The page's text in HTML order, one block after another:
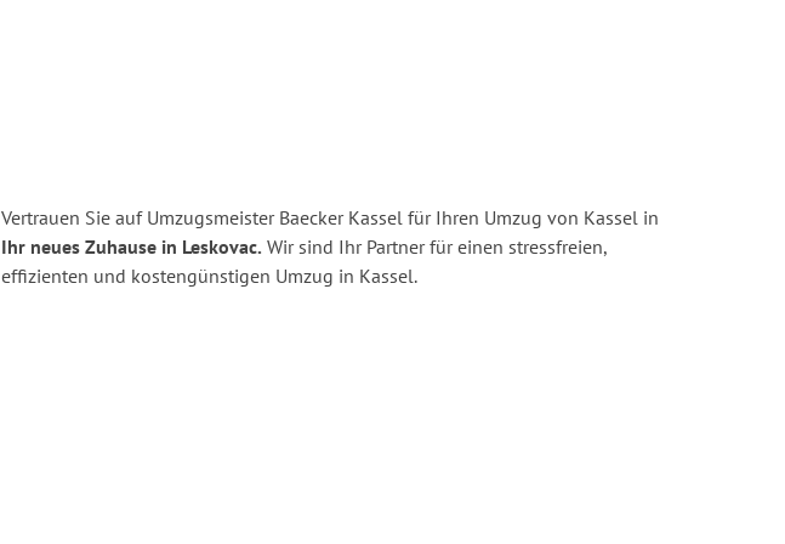
Vertrauen Sie auf Umzugsmeister Baecker Kassel für Ihren Umzug von Kassel in
Ihr neues Zuhause in Leskovac. Wir sind Ihr Partner für einen stressfreien,
effizienten und kostengünstigen Umzug in Kassel.